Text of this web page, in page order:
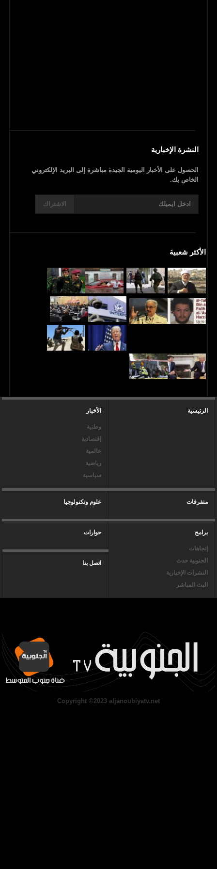
النشرة الإخبارية
الحصول على الأخبار اليومية الجيدة مباشرة إلى البريد الإلكتروني
الخاص بك.
الاشتراك
الأكثر شعبية
الرئيسية الأخبار
وطنية
إقتصادية
عالمية
رياضية
سياسية
متفرقات علوم وتكنولوجيا
برامج
إتجاهات
الجنوبية حدث
النشرات الإخبارية
البث المباشر
حوارات
اتصل بنا
Copyright ©2023 aljanoubiyatv.net